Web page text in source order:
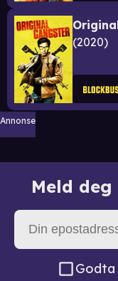
2020
Annonse
Meld
Godta